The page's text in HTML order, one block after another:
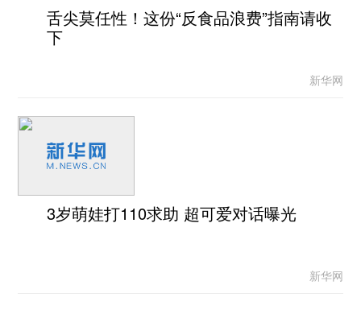
舌尖莫任性！这份“反食品浪费”指南请收
下
新华网
3岁萌娃打110求助 超可爱对话曝光
新华网